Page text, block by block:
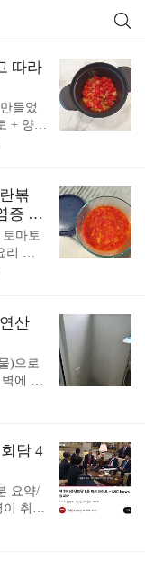
따라
들었
+ 양파
토를
를 따
1개
충 톡
했다.
어주
토
부서
볶
증 수
마토
리 고
로 검
추는
했다.
저녁
마토
. 두부
부쳐
일 넣
..
산
)으로
에 곰
후로
다.재
잘못
면 한
구연산
해
나으
담 4
요약/
이 취임
야기